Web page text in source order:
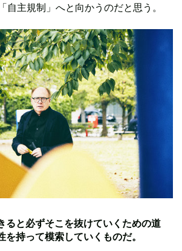
自主規制」へと向かうのだと思う。
ると必ずそこを抜けていくための道
を持って模索していくものだ。